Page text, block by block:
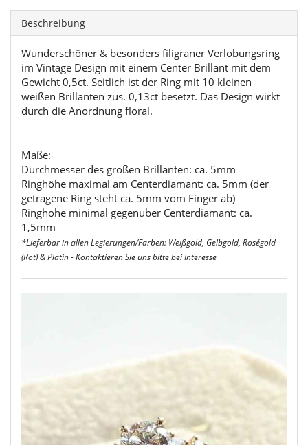
Beschreibung
Wunderschöner & besonders filigraner Verlobungsring
im Vintage Design mit einem Center Brillant mit dem
Gewicht 0,5ct. Seitlich ist der Ring mit 10 kleinen
weißen Brillanten zus. 0,13ct besetzt. Das Design wirkt
durch die Anordnung floral.
Maße:
Durchmesser des großen Brillanten: ca. 5mm
Ringhöhe maximal am Centerdiamant: ca. 5mm (der
getragene Ring steht ca. 5mm vom Finger ab)
Ringhöhe minimal gegenüber Centerdiamant: ca.
1,5mm
*Lieferbar in allen Legierungen/Farben: Weißgold, Gelbgold, Roségold
(Rot) & Platin - Kontaktieren Sie uns bitte bei Interesse